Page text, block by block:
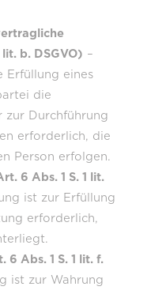
b. DSGVO) –
Erfüllung eines
die
zur Durchführung
erforderlich, die
Person erfolgen.
6 Abs. 1 S. 1 lit.
ist zur Erfüllung
erforderlich,
Abs. 1 S. 1 lit. f.
ist zur Wahrung